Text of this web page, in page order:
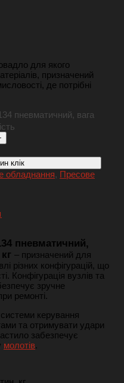
для якого
призначений
де потрібні
пневматичний, вага
клік
обладнання, Пресове
пневматичний,
– призначений для
різних конфігурацій, що
Конфігурація вузлів та
зручне
ремонті.
системи керування
та отримувати удари
забезпечує
молотів.